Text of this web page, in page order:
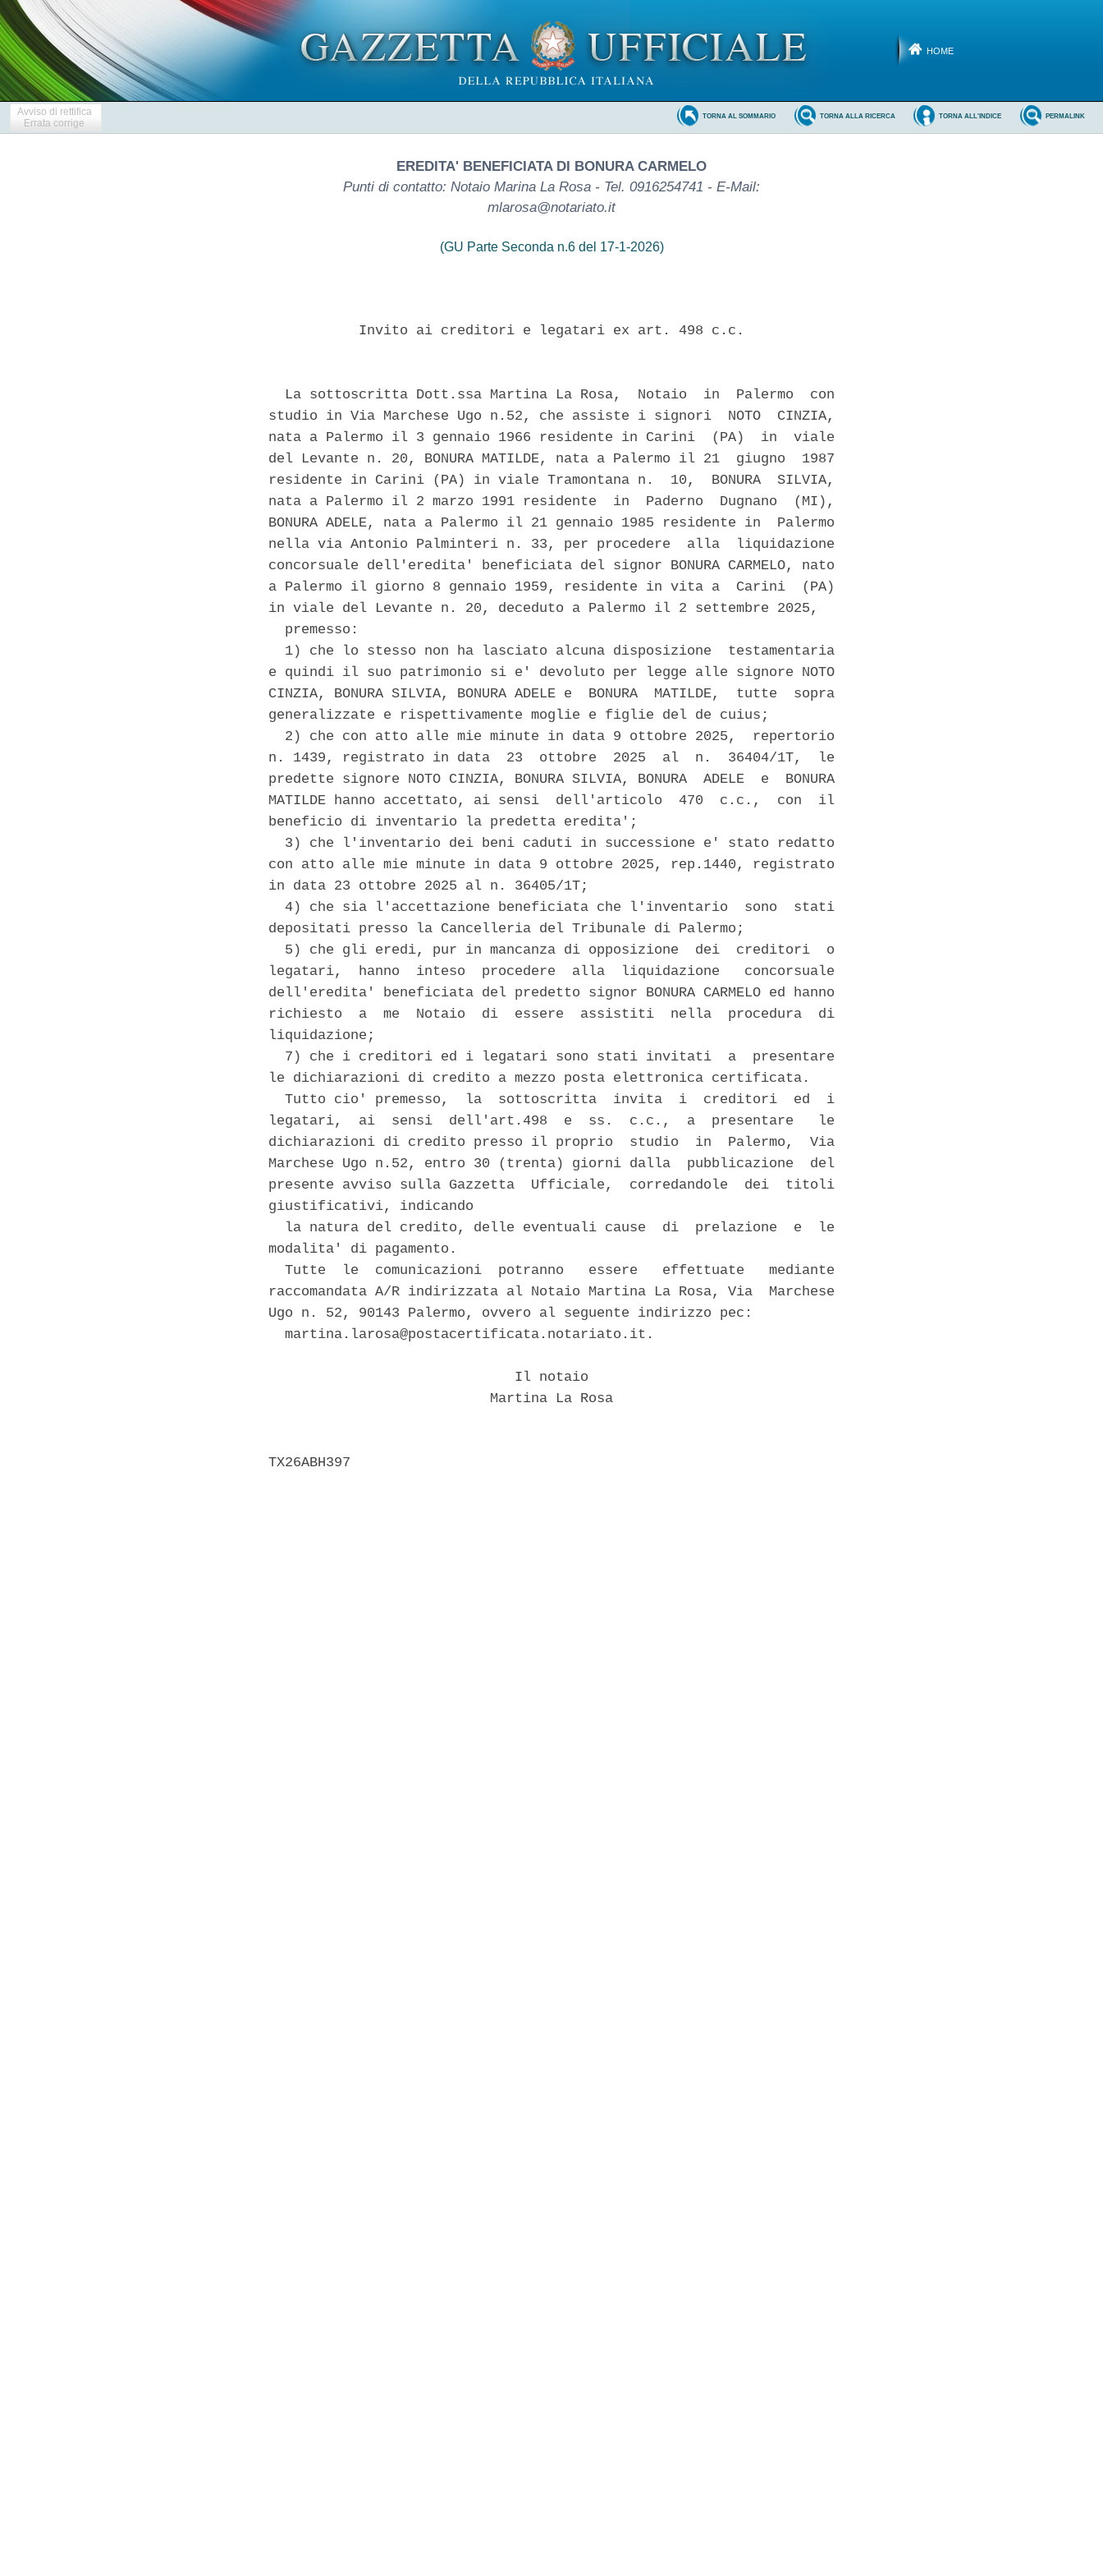
HOME
Avviso di rettifica
Errata corrige
PERMALINK
TORNA ALL'INDICE
TORNA ALLA RICERCA
TORNA AL SOMMARIO
EREDITA' BENEFICIATA DI BONURA CARMELO
Punti di contatto: Notaio Marina La Rosa - Tel. 0916254741 - E-Mail:
mlarosa@notariato.it
(GU Parte Seconda n.6 del 17-1-2026)
           Invito ai creditori e legatari ex art. 498 c.c.
  La sottoscritta Dott.ssa Martina La Rosa,  Notaio  in  Palermo  con
studio in Via Marchese Ugo n.52, che assiste i signori  NOTO  CINZIA,
nata a Palermo il 3 gennaio 1966 residente in Carini  (PA)  in  viale
del Levante n. 20, BONURA MATILDE, nata a Palermo il 21  giugno  1987
residente in Carini (PA) in viale Tramontana n.  10,  BONURA  SILVIA,
nata a Palermo il 2 marzo 1991 residente  in  Paderno  Dugnano  (MI),
BONURA ADELE, nata a Palermo il 21 gennaio 1985 residente in  Palermo
nella via Antonio Palminteri n. 33, per procedere  alla  liquidazione
concorsuale dell'eredita' beneficiata del signor BONURA CARMELO, nato
a Palermo il giorno 8 gennaio 1959, residente in vita a  Carini  (PA)
in viale del Levante n. 20, deceduto a Palermo il 2 settembre 2025,
  premesso:
  1) che lo stesso non ha lasciato alcuna disposizione  testamentaria
e quindi il suo patrimonio si e' devoluto per legge alle signore NOTO
CINZIA, BONURA SILVIA, BONURA ADELE e  BONURA  MATILDE,  tutte  sopra
generalizzate e rispettivamente moglie e figlie del de cuius;
  2) che con atto alle mie minute in data 9 ottobre 2025,  repertorio
n. 1439, registrato in data  23  ottobre  2025  al  n.  36404/1T,  le
predette signore NOTO CINZIA, BONURA SILVIA, BONURA  ADELE  e  BONURA
MATILDE hanno accettato, ai sensi  dell'articolo  470  c.c.,  con  il
beneficio di inventario la predetta eredita';
  3) che l'inventario dei beni caduti in successione e' stato redatto
con atto alle mie minute in data 9 ottobre 2025, rep.1440, registrato
in data 23 ottobre 2025 al n. 36405/1T;
  4) che sia l'accettazione beneficiata che l'inventario  sono  stati
depositati presso la Cancelleria del Tribunale di Palermo;
  5) che gli eredi, pur in mancanza di opposizione  dei  creditori  o
legatari,  hanno  inteso  procedere  alla  liquidazione   concorsuale
dell'eredita' beneficiata del predetto signor BONURA CARMELO ed hanno
richiesto  a  me  Notaio  di  essere  assistiti  nella  procedura  di
liquidazione;
  7) che i creditori ed i legatari sono stati invitati  a  presentare
le dichiarazioni di credito a mezzo posta elettronica certificata.
  Tutto cio' premesso,  la  sottoscritta  invita  i  creditori  ed  i
legatari,  ai  sensi  dell'art.498  e  ss.  c.c.,  a  presentare   le
dichiarazioni di credito presso il proprio  studio  in  Palermo,  Via
Marchese Ugo n.52, entro 30 (trenta) giorni dalla  pubblicazione  del
presente avviso sulla Gazzetta  Ufficiale,  corredandole  dei  titoli
giustificativi, indicando
  la natura del credito, delle eventuali cause  di  prelazione  e  le
modalita' di pagamento.
  Tutte  le  comunicazioni  potranno   essere   effettuate   mediante
raccomandata A/R indirizzata al Notaio Martina La Rosa, Via  Marchese
Ugo n. 52, 90143 Palermo, ovvero al seguente indirizzo pec:
  martina.larosa@postacertificata.notariato.it.
                              Il notaio
                           Martina La Rosa